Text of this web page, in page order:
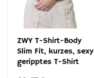
ZWY T-Shirt-Body
Slim Fit, kurzes, sexy
geripptes T-Shirt